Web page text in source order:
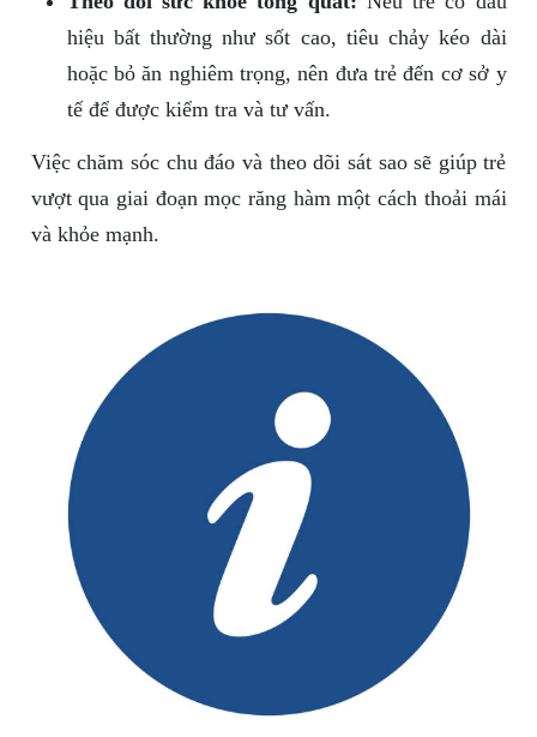
hiệu bất thường như sốt cao, tiêu chảy kéo dài
hoặc bỏ ăn nghiêm trọng, nên đưa trẻ đến cơ sở y
tế để được kiểm tra và tư vấn.
Việc chăm sóc chu đáo và theo dõi sát sao sẽ giúp trẻ
vượt qua giai đoạn mọc răng hàm một cách thoải mái
và khỏe mạnh.